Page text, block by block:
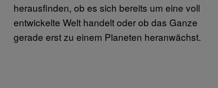
herausfinden, ob es sich bereits um eine voll
entwickelte Welt handelt oder ob das Ganze
gerade erst zu einem Planeten heranwächst.